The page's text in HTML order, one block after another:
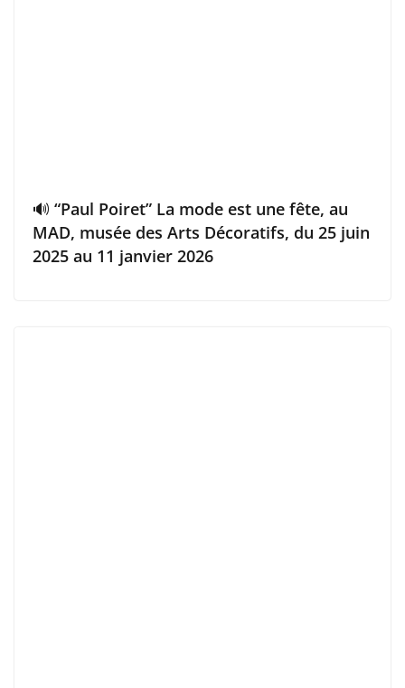
🔊 “Paul Poiret” La mode est une fête, au
MAD, musée des Arts Décoratifs, du 25 juin
2025 au 11 janvier 2026